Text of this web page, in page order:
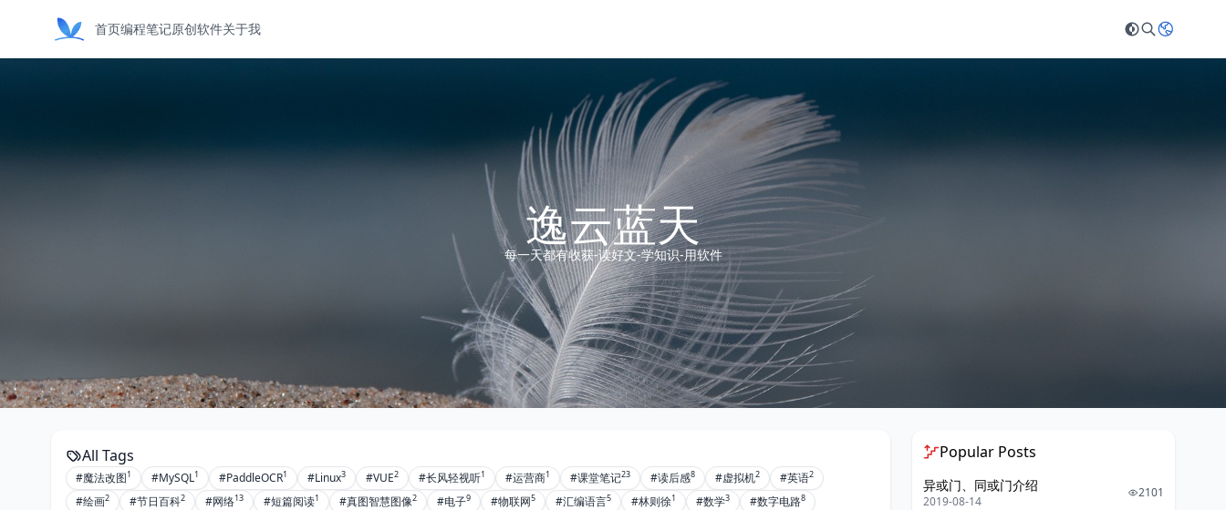
首页编程笔记原创软件关于我
逸云蓝天
每一天都有收获-读好文-学知识-用软件
All Tags
#魔法改图1 #MySQL1 #PaddleOCR1 #Linux3 #VUE2 #长风轻视听1 #运营商1 #课堂笔记23 #读后感8 #虚拟机2 #英语2
#绘画2 #节日百科2 #网络13 #短篇阅读1 #真图智慧图像2 #电子9 #物联网5 #汇编语言5 #林则徐1 #数学3 #数字电路8
Popular Posts
异或门、同或门介绍
2019-08-14
2101